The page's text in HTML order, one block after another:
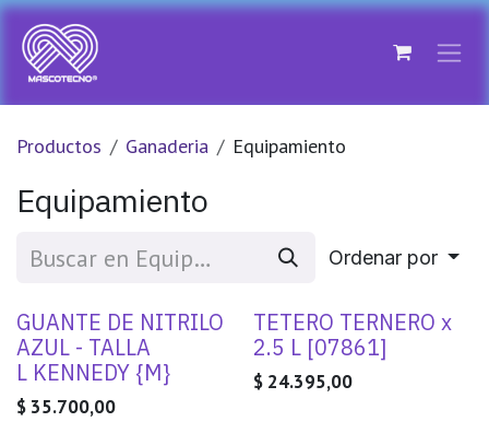
Ir al contenido
Productos Ganaderia Equipamiento
Equipamiento
Ordenar por
GUANTE DE NITRILO
AZUL - TALLA
L KENNEDY {M}
$ 35.700,00
TETERO TERNERO x
2.5 L [07861]
$ 24.395,00